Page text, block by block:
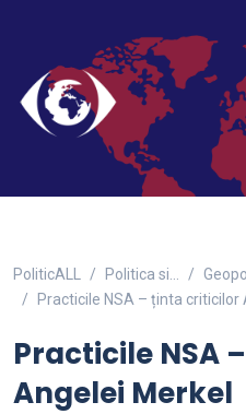
PoliticALL Politica si…
Practicile NSA – ținta criticilor
Practicile NSA
Angelei Merkel